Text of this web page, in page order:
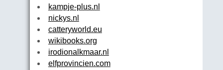
kampje-plus.nl
nickys.nl
catteryworld.eu
wikibooks.org
irodionalkmaar.nl
elfprovincien.com